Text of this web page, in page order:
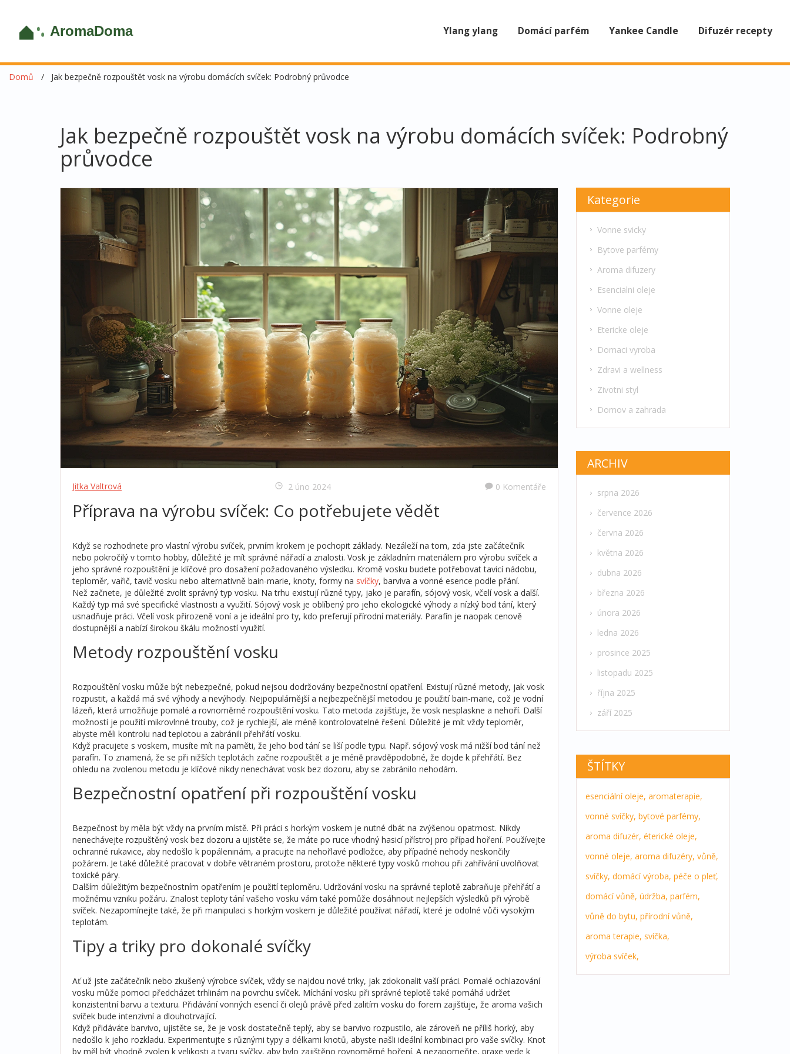
Ylang ylang Domácí parfém Yankee Candle Difuzér recepty
Domů Jak bezpečně rozpouštět vosk na výrobu domácích svíček: Podrobný průvodce
Jak bezpečně rozpouštět vosk na výrobu domácích svíček: Podrobný
průvodce
Jitka Valtrová 2 úno 2024 0 Komentáře
Příprava na výrobu svíček: Co potřebujete vědět
Když se rozhodnete pro vlastní výrobu svíček, prvním krokem je pochopit základy. Nezáleží na tom, zda jste začátečník
nebo pokročilý v tomto hobby, důležité je mít správné nářadí a znalosti. Vosk je základním materiálem pro výrobu svíček a
jeho správné rozpouštění je klíčové pro dosažení požadovaného výsledku. Kromě vosku budete potřebovat tavicí nádobu,
teploměr, vařič, tavič vosku nebo alternativně bain-marie, knoty, formy na svíčky, barviva a vonné esence podle přání.
Než začnete, je důležité zvolit správný typ vosku. Na trhu existují různé typy, jako je parafín, sójový vosk, včelí vosk a další.
Každý typ má své specifické vlastnosti a využití. Sójový vosk je oblíbený pro jeho ekologické výhody a nízký bod tání, který
usnadňuje práci. Včelí vosk přirozeně voní a je ideální pro ty, kdo preferují přírodní materiály. Parafín je naopak cenově
dostupnější a nabízí širokou škálu možností využití.
Metody rozpouštění vosku
Rozpouštění vosku může být nebezpečné, pokud nejsou dodržovány bezpečnostní opatření. Existují různé metody, jak vosk
rozpustit, a každá má své výhody a nevýhody. Nejpopulárnější a nejbezpečnější metodou je použití bain-marie, což je vodní
lázeň, která umožňuje pomalé a rovnoměrné rozpouštění vosku. Tato metoda zajišťuje, že vosk nesplaskne a nehoří. Další
možností je použití mikrovlnné trouby, což je rychlejší, ale méně kontrolovatelné řešení. Důležité je mít vždy teploměr,
abyste měli kontrolu nad teplotou a zabránili přehřátí vosku.
Když pracujete s voskem, musíte mít na paměti, že jeho bod tání se liší podle typu. Např. sójový vosk má nižší bod tání než
parafín. To znamená, že se při nižších teplotách začne rozpouštět a je méně pravděpodobné, že dojde k přehřátí. Bez
ohledu na zvolenou metodu je klíčové nikdy nenechávat vosk bez dozoru, aby se zabránilo nehodám.
Bezpečnostní opatření při rozpouštění vosku
Bezpečnost by měla být vždy na prvním místě. Při práci s horkým voskem je nutné dbát na zvýšenou opatrnost. Nikdy
nenechávejte rozpuštěný vosk bez dozoru a ujistěte se, že máte po ruce vhodný hasicí přístroj pro případ hoření. Používejte
ochranné rukavice, aby nedošlo k popáleninám, a pracujte na nehořlavé podložce, aby případné nehody neskončily
požárem. Je také důležité pracovat v dobře větraném prostoru, protože některé typy vosků mohou při zahřívání uvolňovat
toxické páry.
Dalším důležitým bezpečnostním opatřením je použití teploměru. Udržování vosku na správné teplotě zabraňuje přehřátí a
možnému vzniku požáru. Znalost teploty tání vašeho vosku vám také pomůže dosáhnout nejlepších výsledků při výrobě
svíček. Nezapomínejte také, že při manipulaci s horkým voskem je důležité používat nářadí, které je odolné vůči vysokým
teplotám.
Tipy a triky pro dokonalé svíčky
Ať už jste začátečník nebo zkušený výrobce svíček, vždy se najdou nové triky, jak zdokonalit vaší práci. Pomalé ochlazování
vosku může pomoci předcházet trhlinám na povrchu svíček. Míchání vosku při správné teplotě také pomáhá udržet
konzistentní barvu a texturu. Přidávání vonných esencí či olejů právě před zalitím vosku do forem zajišťuje, že aroma vašich
svíček bude intenzivní a dlouhotrvající.
Když přidáváte barvivo, ujistěte se, že je vosk dostatečně teplý, aby se barvivo rozpustilo, ale zároveň ne příliš horký, aby
nedošlo k jeho rozkladu. Experimentujte s různými typy a délkami knotů, abyste našli ideální kombinaci pro vaše svíčky. Knot
by měl být vhodně zvolen k velikosti a tvaru svíčky, aby bylo zajištěno rovnoměrné hoření. A nezapomeňte, praxe vede k
Kategorie
Vonne svicky
Bytove parfémy
Aroma difuzery
Esencialni oleje
Vonne oleje
Etericke oleje
Domaci vyroba
Zdravi a wellness
Zivotni styl
Domov a zahrada
ARCHIV
srpna 2026
července 2026
června 2026
května 2026
dubna 2026
března 2026
února 2026
ledna 2026
prosince 2025
listopadu 2025
října 2025
září 2025
ŠTÍTKY
esenciální oleje, aromaterapie,
vonné svíčky, bytové parfémy,
aroma difuzér, éterické oleje,
vonné oleje, aroma difuzéry, vůně,
svíčky, domácí výroba, péče o pleť,
domácí vůně, údržba, parfém,
vůně do bytu, přírodní vůně,
aroma terapie, svíčka,
výroba svíček,